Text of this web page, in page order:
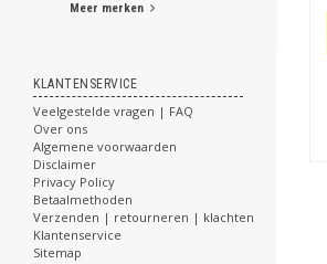
Meer merken
KLANTENSERVICE
Veelgestelde vragen | FAQ
Over ons
Algemene voorwaarden
Disclaimer
Privacy Policy
Betaalmethoden
Verzenden | retourneren | klachten
Klantenservice
Sitemap